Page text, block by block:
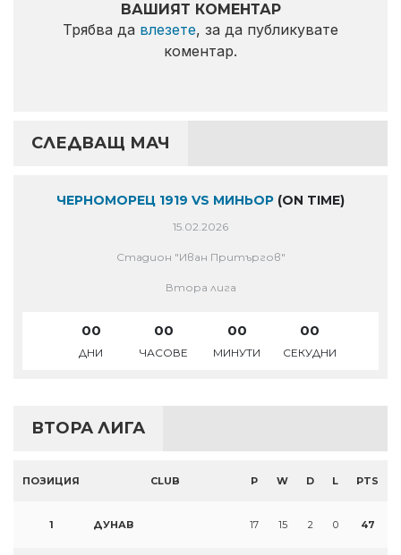
ВАШИЯТ КОМЕНТАР
Трябва да влезете, за да публикувате
коментар.
СЛЕДВАЩ МАЧ
ЧЕРНОМОРЕЦ 1919 VS МИНЬОР (ON TIME)
15.02.2026
Стадион "Иван Притъргов"
Втора лига
00
ДНИ
00
ЧАСОВЕ
00
МИНУТИ
00
СЕКУДНИ
ВТОРА ЛИГА
ПОЗИЦИЯ CLUB P W D L PTS
1 ДУНАВ 17 15 2 0 47